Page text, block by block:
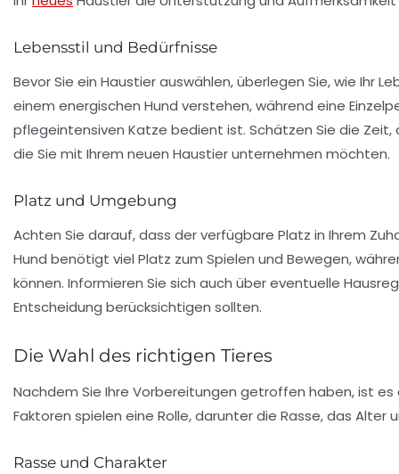
Lebensstil und Bedürfnisse
Bevor Sie ein Haustier auswählen, überlegen Sie, wie Ihr
einem energischen Hund verstehen, während eine
pflegeintensiven Katze bedient ist. Schätzen Sie die
die Sie mit Ihrem neuen Haustier unternehmen möchten.
Platz und Umgebung
Achten Sie darauf, dass der verfügbare Platz in Ihrem
Hund benötigt viel Platz zum Spielen und Bewegen,
können. Informieren Sie sich auch über eventuelle
Entscheidung berücksichtigen sollten.
Die Wahl des richtigen Tieres
Nachdem Sie Ihre Vorbereitungen getroffen haben, ist
Faktoren spielen eine Rolle, darunter die Rasse, das
Rasse und Charakter